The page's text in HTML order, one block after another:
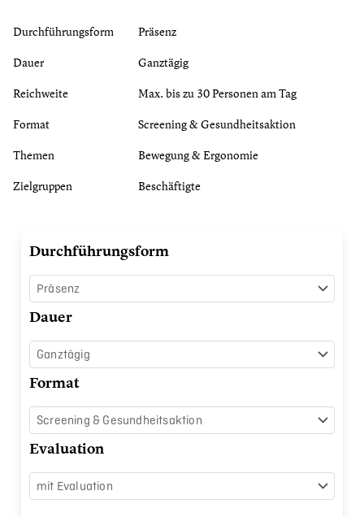
Durchführungsform
Präsenz
Dauer
Ganztägig
Reichweite
Max. bis zu 30 Personen am Tag
Format
Screening & Gesundheitsaktion
Themen
Bewegung & Ergonomie
Zielgruppen
Beschäftigte
Durchführungsform
Dauer
Format
Evaluation
Tricuro